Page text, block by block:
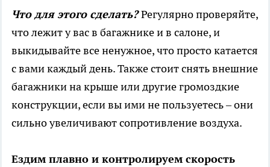
Что для этого сделать?Регулярно проверяйте,
что лежит у вас в багажнике и в салоне, и
выкидывайте все ненужное, что просто катается
с вами каждый день. Также стоит снять внешние
багажники на крыше или другие громоздкие
конструкции, если вы ими не пользуетесь – они
сильно увеличивают сопротивление воздуха.
Ездим плавно и контролируем скорость